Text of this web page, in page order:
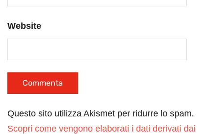
Website
Questo sito utilizza Akismet per ridurre lo spam.
Scopri come vengono elaborati i dati derivati dai